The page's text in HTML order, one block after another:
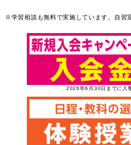
※学習相談も無料で実施しています。自習
2026年6月30日までに入